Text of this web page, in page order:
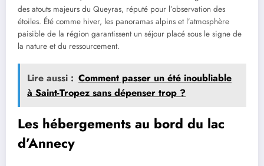
des atouts majeurs du Queyras, réputé pour l’observation des
étoiles. Été comme hiver, les panoramas alpins et l’atmosphère
paisible de la région garantissent un séjour placé sous le signe de
la nature et du ressourcement.
Lire aussi : Comment passer un été inoubliable
à Saint-Tropez sans dépenser trop ?
Les hébergements au bord du lac
d’Annecy